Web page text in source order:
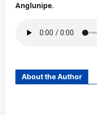
Anglunipe.
About the Author